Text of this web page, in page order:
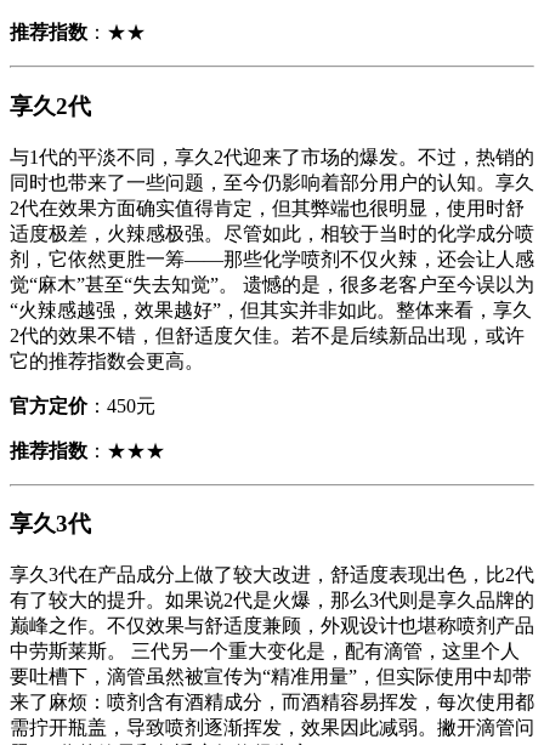
推荐指数 ：★★
享久2代
与1代的平淡不同，享久2代迎来了市场的爆发。不过，热销的
同时也带来了一些问题，至今仍影响着部分用户的认知。享久
2代在效果方面确实值得肯定，但其弊端也很明显，使用时舒
适度极差，火辣感极强。尽管如此，相较于当时的化学成分喷
剂，它依然更胜一筹——那些化学喷剂不仅火辣，还会让人感
觉“麻木”甚至“失去知觉”。 遗憾的是，很多老客户至今误以为
“火辣感越强，效果越好”，但其实并非如此。整体来看，享久
2代的效果不错，但舒适度欠佳。若不是后续新品出现，或许
它的推荐指数会更高。
官方定价：450元
推荐指数 ：★★★
享久3代
享久3代在产品成分上做了较大改进，舒适度表现出色，比2代
有了较大的提升。如果说2代是火爆，那么3代则是享久品牌的
巅峰之作。不仅效果与舒适度兼顾，外观设计也堪称喷剂产品
中劳斯莱斯。 三代另一个重大变化是，配有滴管，这里个人
要吐槽下，滴管虽然被宣传为“精准用量”，但实际使用中却带
来了麻烦：喷剂含有酒精成分，而酒精容易挥发，每次使用都
需拧开瓶盖，导致喷剂逐渐挥发，效果因此减弱。撇开滴管问